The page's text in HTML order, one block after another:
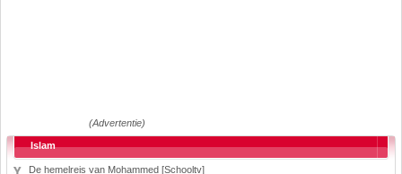
(Advertentie)
Islam
De hemelreis van Mohammed [Schooltv]